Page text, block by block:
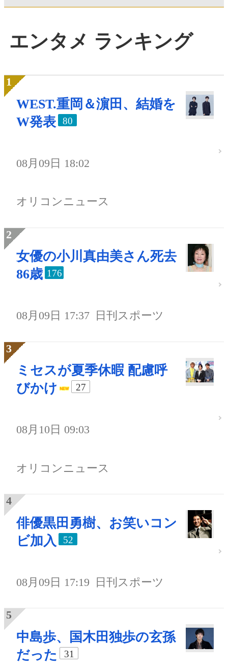
エンタメ ランキング
WEST.重岡＆濵田、結婚を
W発表
80
08月09日 18:02
オリコンニュース
女優の小川真由美さん死去
86歳 176
08月09日 17:37 日刊スポーツ
ミセスが夏季休暇 配慮呼
びかけ
27
08月10日 09:03
オリコンニュース
俳優黒田勇樹、お笑いコン
ビ加入
52
08月09日 17:19 日刊スポーツ
中島歩、国木田独歩の玄孫
だった
31